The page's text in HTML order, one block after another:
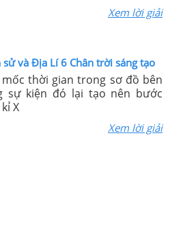
Xem lời giải
sử và Địa Lí 6 Chân trời sáng tạo
thời gian trong sơ đồ bên
sự kiện đó lại tạo nên bước
X
Xem lời giải